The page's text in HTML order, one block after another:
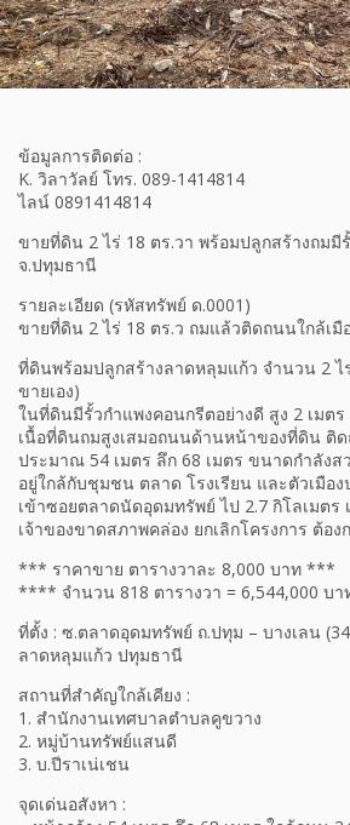
ข้อมูลการติดต่อ :
K. วิลาวัลย์ โทร. 089-1414814
ไลน์ 0891414814
ขายที่ดิน 2 ไร่ 18 ตร.วา พร้อมปลูกสร้างถมมี
จ.ปทุมธานี
รายละเอียด (รหัสทรัพย์ ด.0001)
ขายที่ดิน 2 ไร่ 18 ตร.ว ถมแล้วติดถนนใกล้เมื
ที่ดินพร้อมปลูกสร้างลาดหลุมแก้ว จำนวน 2 ไ
ขายเอง)
ในที่ดินมีรั้วกำแพงคอนกรีตอย่างดี สูง 2 เมตร
เนื้อที่ดินถมสูงเสมอถนนด้านหน้าของที่ดิน ติ
ประมาณ 54 เมตร ลึก 68 เมตร ขนาดกำลังส
อยู่ใกล้กับชุมชน ตลาด โรงเรียน และตัวเมือ
เข้าซอยตลาดนัดอุดมทรัพย์ ไป 2.7 กิโลเมต
เจ้าของขาดสภาพคล่อง ยกเลิกโครงการ ต้อ
*** ราคาขาย ตารางวาละ 8,000 บาท ***
**** จำนวน 818 ตารางวา = 6,544,000 บ
ที่ตั้ง : ซ.ตลาดอุดมทรัพย์ ถ.ปทุม – บางเลน
ลาดหลุมแก้ว ปทุมธานี
สถานที่สำคัญใกล้เคียง :
1. สำนักงานเทศบาลตำบลคูขวาง
2. หมู่บ้านทรัพย์แสนดี
3. บ.ปีราเน่เชน
จุดเด่นอสังหา :